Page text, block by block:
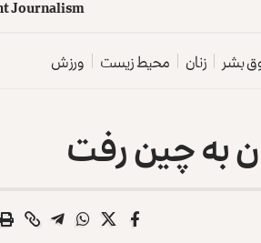
m
s
i
l
a
n
r
u
o
J
t
بشر زنان محیط زیست ورزش
به چین رفت